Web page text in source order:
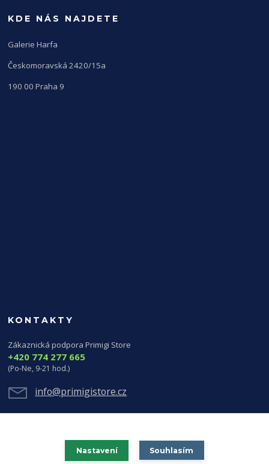
KDE NÁS NAJDETE
Galerie Harfa
Českomoravská 2420/15a
190 00 Praha 9
KONTAKTY
Zákaznická podpora Primigi Store
+420 774 277 665
(Po-Ne, 9-21 hod.)
info@primigistore.cz
Nastavení Souhlasím